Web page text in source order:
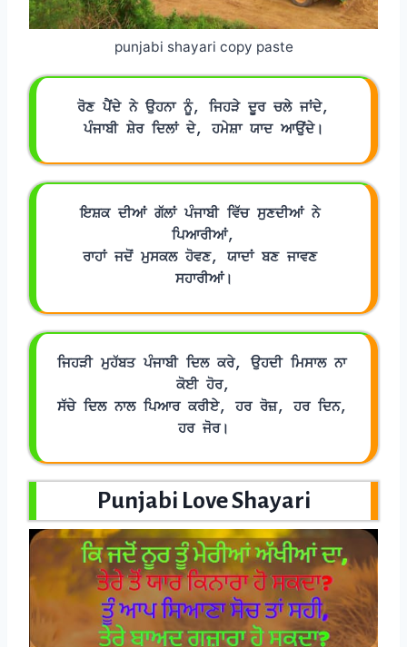
punjabi shayari copy paste
ਰੋਣ ਪੈਂਦੇ ਨੇ ਉਹਨਾ ਨੂੰ, ਜਿਹੜੇ ਦੂਰ ਚਲੇ ਜਾਂਦੇ,
ਪੰਜਾਬੀ ਸ਼ੇਰ ਦਿਲਾਂ ਦੇ, ਹਮੇਸ਼ਾ ਯਾਦ ਆਉਂਦੇ।
ਇਸ਼ਕ ਦੀਆਂ ਗੱਲਾਂ ਪੰਜਾਬੀ ਵਿੱਚ ਸੁਣਦੀਆਂ ਨੇ
ਪਿਆਰੀਆਂ,
ਰਾਹਾਂ ਜਦੋਂ ਮੁਸਕਲ ਹੋਵਣ, ਯਾਦਾਂ ਬਣ ਜਾਵਣ
ਸਹਾਰੀਆਂ।
ਜਿਹੜੀ ਮੁਹੱਬਤ ਪੰਜਾਬੀ ਦਿਲ ਕਰੇ, ਉਹਦੀ ਮਿਸਾਲ ਨਾ
ਕੋਈ ਹੋਰ,
ਸੱਚੇ ਦਿਲ ਨਾਲ ਪਿਆਰ ਕਰੀਏ, ਹਰ ਰੋਜ਼, ਹਰ ਦਿਨ,
ਹਰ ਜੋਰ।
Punjabi Love Shayari